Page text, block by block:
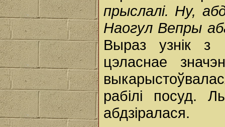
прыслалі. Ну,
Наогул Вепры
Выраз узнік з
цэласнае
рабілі посуд.
абдзіралася.